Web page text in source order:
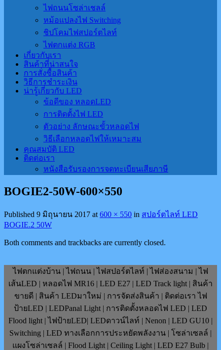
ไฟถนนโซล่าเชลล์
หม้อแปลงไฟ Switching
ชิปโคมไฟสปอร์ตไลท์
ไฟตกแต่ง RGB
เกี่ยวกับเรา
สินค้าที่น่าสนใจ
การสั่งซื้อสินค้า
วิธีการชำระเงิน
น่ารู้เกี่ยวกับ LED
ข้อดีของ หลอดLED
การติดตั้งไฟ LED
ตัวอย่าง ลักษณะขั้วหลอดไฟ
วิธีเลือกหลอดไฟให้เหมาะสม
คุณสมบัติ LED
ติดต่อเรา
หนังสือรับรองการจดทะเบียนเสียภาษี
BOGIE2-50W-600×550
Published 9 มิถุนายน 2017 at 600 × 550 in สปอร์ตไลท์ LED
BOGIE.2 50W
Both comments and trackbacks are currently closed.
ไฟตกแต่งบ้าน | ไฟถนน | ไฟสปอร์ตไลท์ | ไฟส่องสนาม | ไฟ
เส้นLED | หลอดไฟ MR16 | LED E27 | LED Track light | สินค้า
ขายดี | สินค้า LEDมาใหม่ | การจัดส่งสินค้า | ติดต่อเรา ไฟ
ป้ายLED | LEDPanal Light | การติดตั้งหลอดไฟ LED | LED
Flood light | ไฟป้ายLED| LEDดาวน์ไลท์ | Nenon | LED GU10 |
Switching | LED ทางเลือกการประหยัดพลังงาน | โซล่าเซลล์ |
แผงโซล่าเซลล์ | Flood Light | Ceiling Light | LED E27 Bulb |